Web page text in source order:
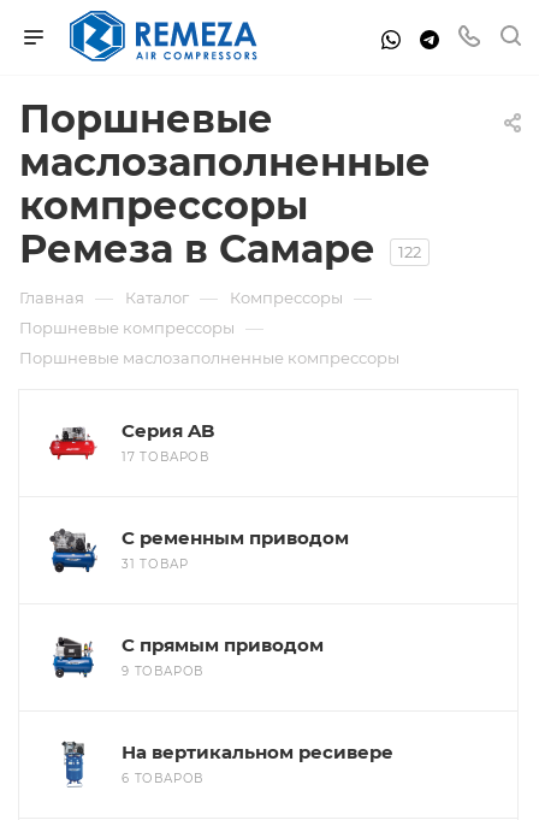
Поршневые
маслозаполненные
компрессоры
Ремеза в Самаре
122
Главная — Каталог — Компрессоры —
Поршневые компрессоры —
Поршневые маслозаполненные компрессоры
Серия AB
17 ТОВАРОВ
С ременным приводом
31 ТОВАР
С прямым приводом
9 ТОВАРОВ
На вертикальном ресивере
6 ТОВАРОВ